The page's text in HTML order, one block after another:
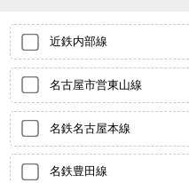
近鉄内部線
名古屋市営東山線
名鉄名古屋本線
名鉄豊田線